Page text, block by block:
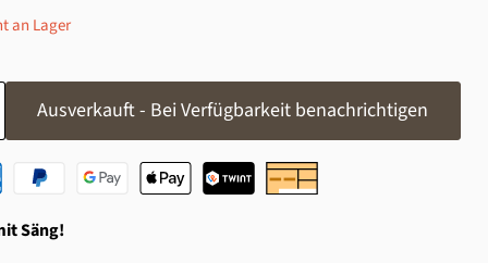
an Lager
Ausverkauft - Bei Verfügbarkeit benachrichtigen
Säng!